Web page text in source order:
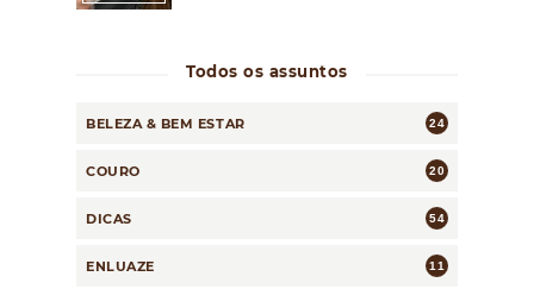
Todos os assuntos
BELEZA & BEM ESTAR 24
COURO 20
DICAS 54
ENLUAZE 11